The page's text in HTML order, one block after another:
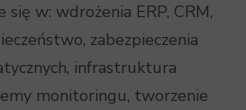
się w: wdrożenia ERP, CRM,
zabezpieczenia
infrastruktura
monitoringu, tworzenie